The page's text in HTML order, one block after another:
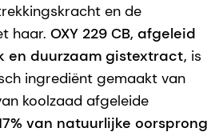
en de
haar. OXY 229 CB, afgeleid
en duurzaam gistextract, is
ingrediënt gemaakt van
koolzaad afgeleide
van natuurlijke oorsprong